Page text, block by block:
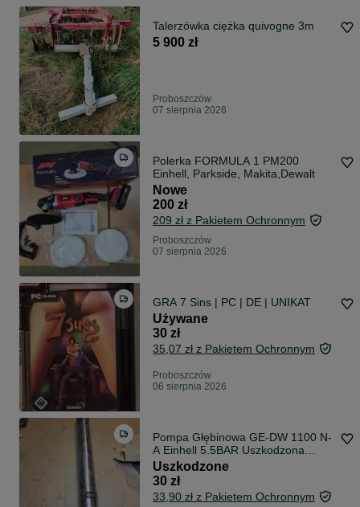
Talerzówka ciężka quivogne 3m
5 900 zł
Proboszczów
07 sierpnia 2026
Polerka FORMULA 1 PM200
Einhell, Parkside, Makita,Dewalt
Nowe
200 zł
209 zł z Pakietem Ochronnym
Proboszczów
07 sierpnia 2026
GRA 7 Sins | PC | DE | UNIKAT
Używane
30 zł
35,07 zł z Pakietem Ochronnym
Proboszczów
06 sierpnia 2026
Pompa Głębinowa GE-DW 1100 N-
A Einhell 5.5BAR Uszkodzona
Obciety kabel!
Uszkodzone
30 zł
33,90 zł z Pakietem Ochronnym